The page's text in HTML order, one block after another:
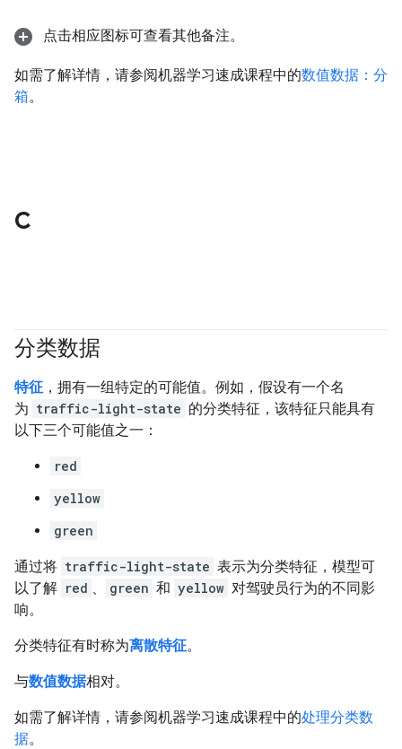
点击相应图标可查看其他备注。
如需了解详情，请参阅机器学习速成课程中的数值数据：分
箱。
C
分类数据
特征 ，拥有一组特定的可能值。例如，假设有一个名
为 traffic-light-state 的分类特征，该特征只能具有
以下三个可能值之一：
red
yellow
green
通过将 traffic-light-state 表示为分类特征，模型可
以了解 red 、 green 和 yellow 对驾驶员行为的不同影
响。
分类特征有时称为离散特征。
与数值数据相对。
如需了解详情，请参阅机器学习速成课程中的处理分类数
据。